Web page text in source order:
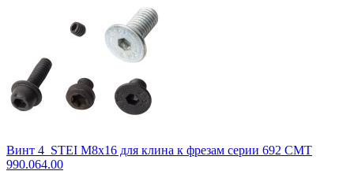
Винт 4_STEI M8x16 для клина к фрезам серии 692 CMT
990.064.00